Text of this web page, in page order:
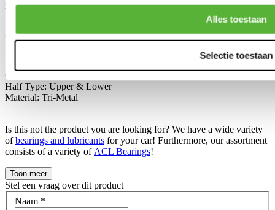
Alles toestaan
Selectie toestaan
bearing manufacturer of top race teams.
Measurements:
Sizes: STD / HX Extra oil clearance / + 0.025mm / oversize
Oil Clearance: Standard
Half Type: Upper & Lower
Material: Tri-Metal
Is this not the product you are looking for? We have a wide variety
ofbearings and lubricants for your car! Furthermore, our assortment
consists of a variety of ACL Bearings!
Toon meer
Stel een vraag over dit product
Naam *